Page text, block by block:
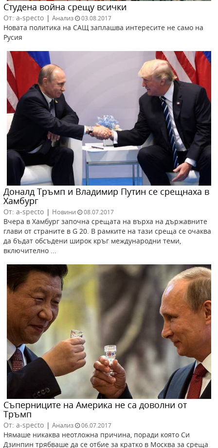
Студена война срещу всички
От: a-specto | Анализ 03.08.2017
Новата политика на САЩ заплашва интересите не само на
Русия
Доналд Тръмп и Владимир Путин се срещнаха в
Хамбург
От: a-specto | Новини 08.07.2017
Вчера в Хамбург започна срещата на върха на държавните
глави от страните в G 20. В рамките на тази среща се очаква
да бъдат обсъдени широк кръг международни теми,
включително ...
Съперниците на Америка не са доволни от
Тръмп
От: a-specto | Анализ 06.07.2017
Нямаше никаква неотложна причина, поради която Си
Дзинпин трябваше да се отбие за кратко в Москва за среща